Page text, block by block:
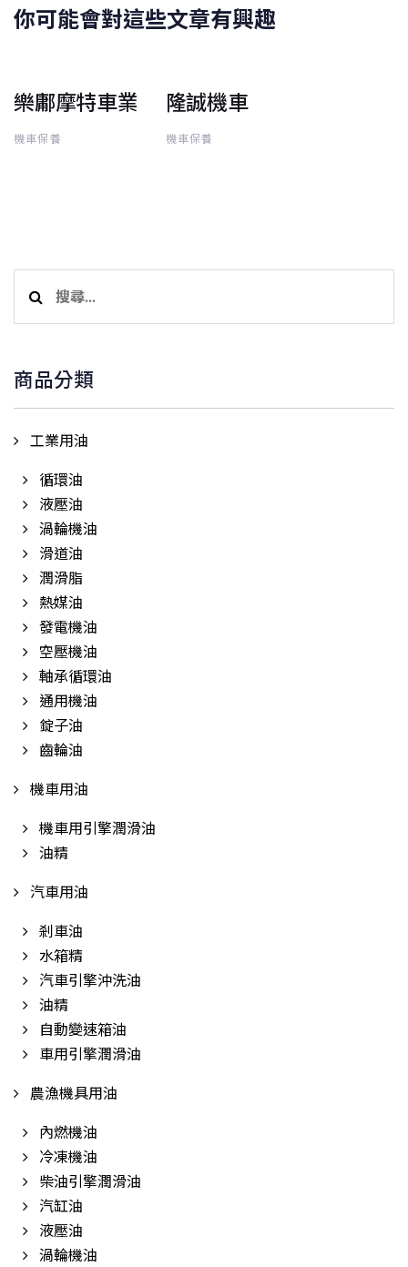
你可能會對這些文章有興趣
樂鄘摩特車業
機車保養
隆誠機車
機車保養
關
字:
商品分類
工業用油
循環油
液壓油
渦輪機油
滑道油
潤滑脂
熱媒油
發電機油
空壓機油
軸承循環油
通用機油
錠子油
齒輪油
機車用油
機車用引擎潤滑油
油精
汽車用油
剎車油
水箱精
汽車引擎沖洗油
油精
自動變速箱油
車用引擎潤滑油
農漁機具用油
內燃機油
冷凍機油
柴油引擎潤滑油
汽缸油
液壓油
渦輪機油